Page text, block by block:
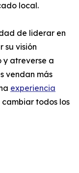
local.
de liderar en
su visión
atreverse a
vendan más
experiencia
todos los